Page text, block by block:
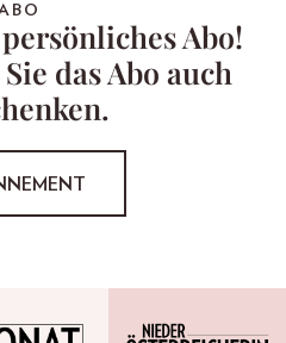
Abo!
das Abo auch